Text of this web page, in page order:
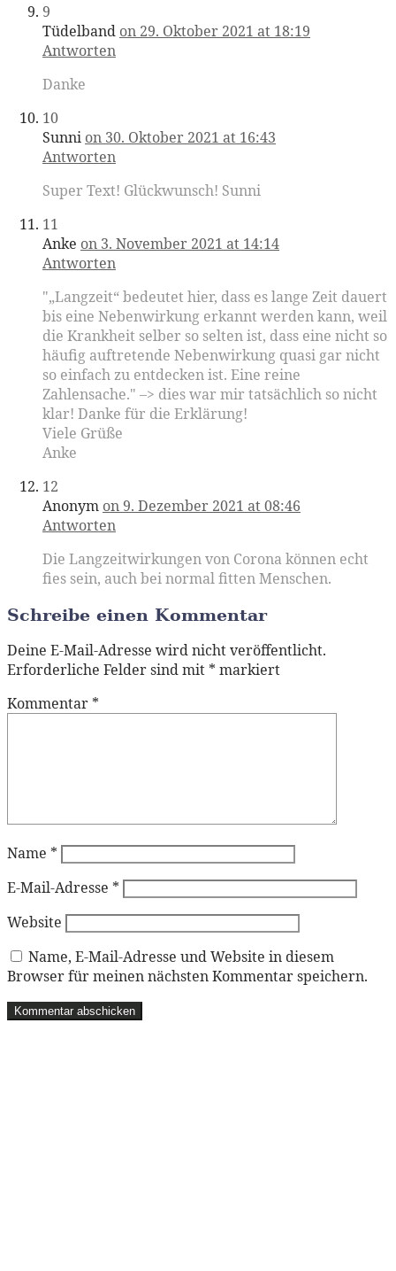
9
Tüdelband on 29. Oktober 2021 at 18:19
Antworten
Danke
10
Sunni on 30. Oktober 2021 at 16:43
Antworten
Super Text! Glückwunsch! Sunni
11
Anke on 3. November 2021 at 14:14
Antworten
"„Langzeit“ bedeutet hier, dass es lange Zeit dauert
bis eine Nebenwirkung erkannt werden kann, weil
die Krankheit selber so selten ist, dass eine nicht so
häufig auftretende Nebenwirkung quasi gar nicht
so einfach zu entdecken ist. Eine reine
Zahlensache." –> dies war mir tatsächlich so nicht
klar! Danke für die Erklärung!
Viele Grüße
Anke
12
Anonym on 9. Dezember 2021 at 08:46
Antworten
Die Langzeitwirkungen von Corona können echt
fies sein, auch bei normal fitten Menschen.
Schreibe einen Kommentar
Deine E-Mail-Adresse wird nicht veröffentlicht.
Erforderliche Felder sind mit * markiert
Kommentar *
Name *
E-Mail-Adresse *
Website
Name, E-Mail-Adresse und Website in diesem
Browser für meinen nächsten Kommentar speichern.